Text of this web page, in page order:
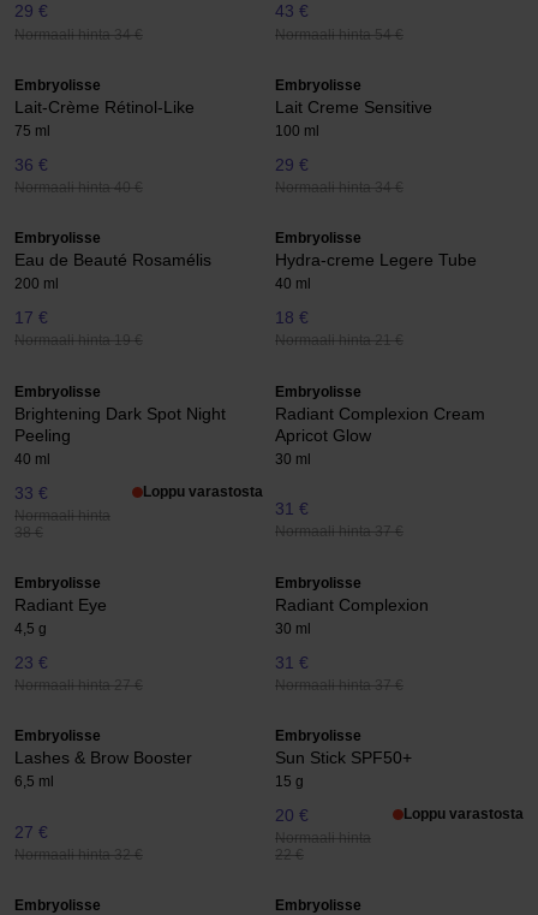
29 €
Normaali hinta 34 €
43 €
Normaali hinta 54 €
Embryolisse
Lait-Crème Rétinol-Like
75 ml
36 €
Normaali hinta 40 €
Embryolisse
Lait Creme Sensitive
100 ml
29 €
Normaali hinta 34 €
Embryolisse
Eau de Beauté Rosamélis
200 ml
17 €
Normaali hinta 19 €
Embryolisse
Hydra-creme Legere Tube
40 ml
18 €
Normaali hinta 21 €
Embryolisse
Brightening Dark Spot Night
Peeling
40 ml
33 €
Normaali hinta
38 €
Loppu varastosta
Embryolisse
Radiant Complexion Cream
Apricot Glow
30 ml
31 €
Normaali hinta 37 €
Embryolisse
Radiant Eye
4,5 g
23 €
Normaali hinta 27 €
Embryolisse
Radiant Complexion
30 ml
31 €
Normaali hinta 37 €
Embryolisse
Lashes & Brow Booster
6,5 ml
27 €
Normaali hinta 32 €
Embryolisse
Sun Stick SPF50+
15 g
20 €
Normaali hinta
22 €
Loppu varastosta
Embryolisse Embryolisse